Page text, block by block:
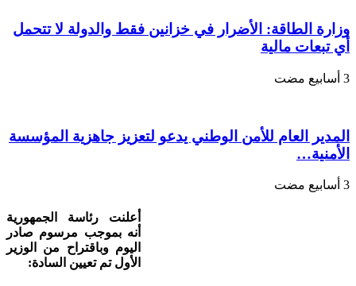
وزارة الطاقة: الأضرار في خزانين فقط والدولة لا تتحمل
أي تبعات مالية
المدير العام للأمن الوطني يدعو لتعزيز جاهزية المؤسسة
الأمنية…
أعلنت رئاسة الجمهورية
أنه بموجب مرسوم صادر
اليوم وباقتراح من الوزير
الأول تم تعيين السادة: